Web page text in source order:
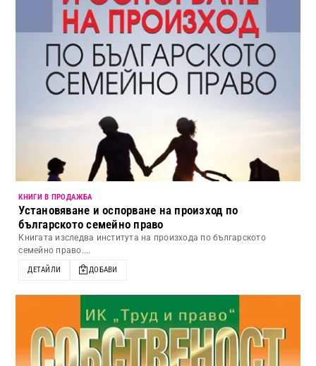
КНИГИ В ПРОДАЖБА
Установяване и оспорване на произход по
българското семейно право
Книгата изследва института на произхода по българското
семейно право....
ДЕТАЙЛИ ДОБАВИ